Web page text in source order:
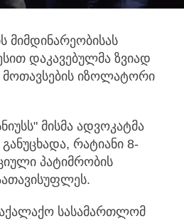
მიმდინარეობისას
დაკავებულმა ზვიად
იზოლატორი
მისმა ადვოკატმა
რატიანი 8-
პატიმრობის
სასამართლომ